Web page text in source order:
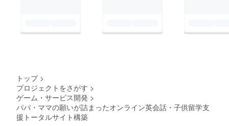
トップ >
プロジェクトをさがす >
ゲーム・サービス開発 >
パパ・ママの願いが詰まったオンライン英会話・子供留学支
援トータルサイト構築